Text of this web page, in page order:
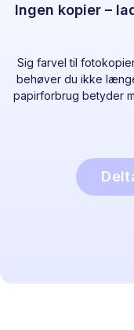
Ingen kopier –
Sig farvel til
behøver du ikke
papirforbrug betyder